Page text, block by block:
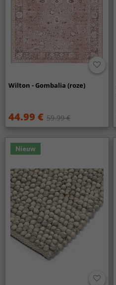
Wilton - Gombalia (roze)
44.99 € 59.99 €
Nieuw